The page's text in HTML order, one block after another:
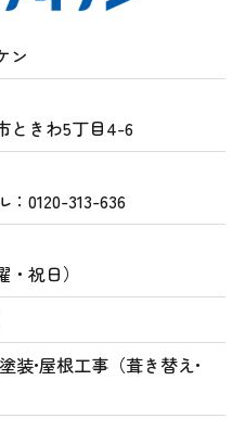
ン
ときわ5丁目4-6
0120-313-636
・祝日）
装•屋根工事（葺き替え•